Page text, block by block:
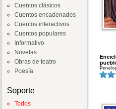
Cuentos clásicos
Cuentos encadenados
Cuentos interactivos
Cuentos populares
Informativo
Novelas
Obras de teatro
Poesía
Soporte
Todos